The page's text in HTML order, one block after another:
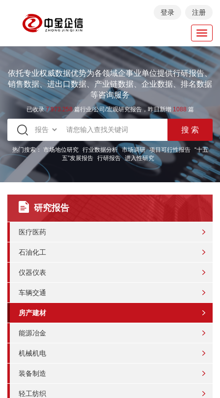
登录 注册
依托专业权威数据优势为各领域企事业单位提供行研报告、
销售数据、进出口数据、产业链数据、企业数据、排名数据
等咨询服务
已收录7.973.258篇行业/公司/宏观研究报告，昨日新增 1088 篇
热门搜索： 市场地位研究 行业数据分析 市场调研 项目可行性报告
“十五
五”发展报告 行研报告 进入性研究
研究报告
医疗医药
石油化工
仪器仪表
车辆交通
房产建材
能源冶金
机械机电
装备制造
轻工纺织